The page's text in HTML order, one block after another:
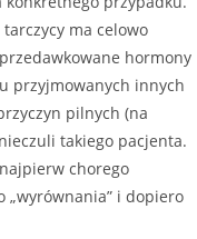
ma celowo
hormony
przyjmowanych innych
pilnych (na
takiego pacjenta.
chorego
„wyrównania” i dopiero